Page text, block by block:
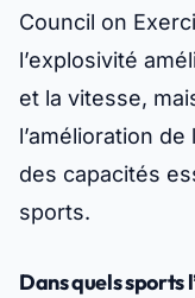
Council on
l’explosivité
et la vitesse,
l’amélioration
des capacités
sports.
Dans quels sports